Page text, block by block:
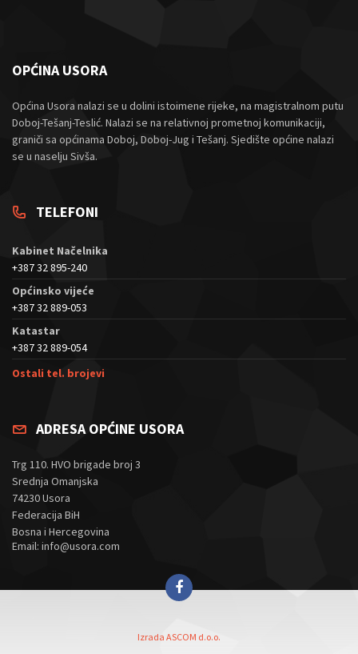
OPĆINA USORA
Općina Usora nalazi se u dolini istoimene rijeke, na magistralnom putu
Doboj-Tešanj-Teslić. Nalazi se na relativnoj prometnoj komunikaciji,
graniči sa općinama Doboj, Doboj-Jug i Tešanj. Sjedište općine nalazi
se u naselju Sivša.
TELEFONI
Kabinet Načelnika
+387 32 895-240
Općinsko vijeće
+387 32 889-053
Katastar
+387 32 889-054
Ostali tel. brojevi
ADRESA OPĆINE USORA
Trg 110. HVO brigade broj 3
Srednja Omanjska
74230 Usora
Federacija BiH
Bosna i Hercegovina
Email: info@usora.com
Izrada ASCOM d.o.o.